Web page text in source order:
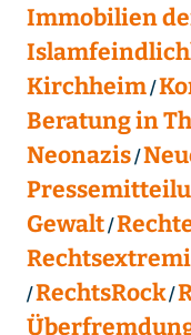
Immobilien
Kirchheim
Beratung in
Neonazis
Gewalt
RechtsRock